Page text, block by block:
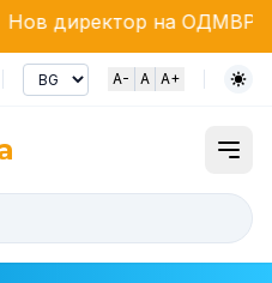
на ОДМВР – Бургас:
A- A A+